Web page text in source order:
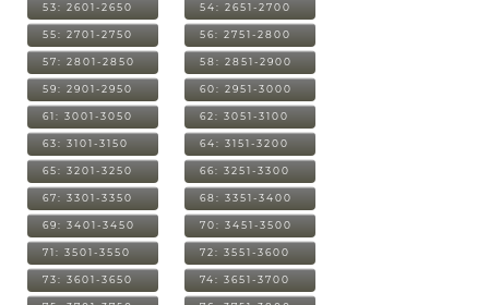
53: 2601-2650 54: 2651-2700
55: 2701-2750 56: 2751-2800
57: 2801-2850 58: 2851-2900
59: 2901-2950 60: 2951-3000
61: 3001-3050 62: 3051-3100
63: 3101-3150 64: 3151-3200
65: 3201-3250 66: 3251-3300
67: 3301-3350 68: 3351-3400
69: 3401-3450 70: 3451-3500
71: 3501-3550 72: 3551-3600
73: 3601-3650 74: 3651-3700